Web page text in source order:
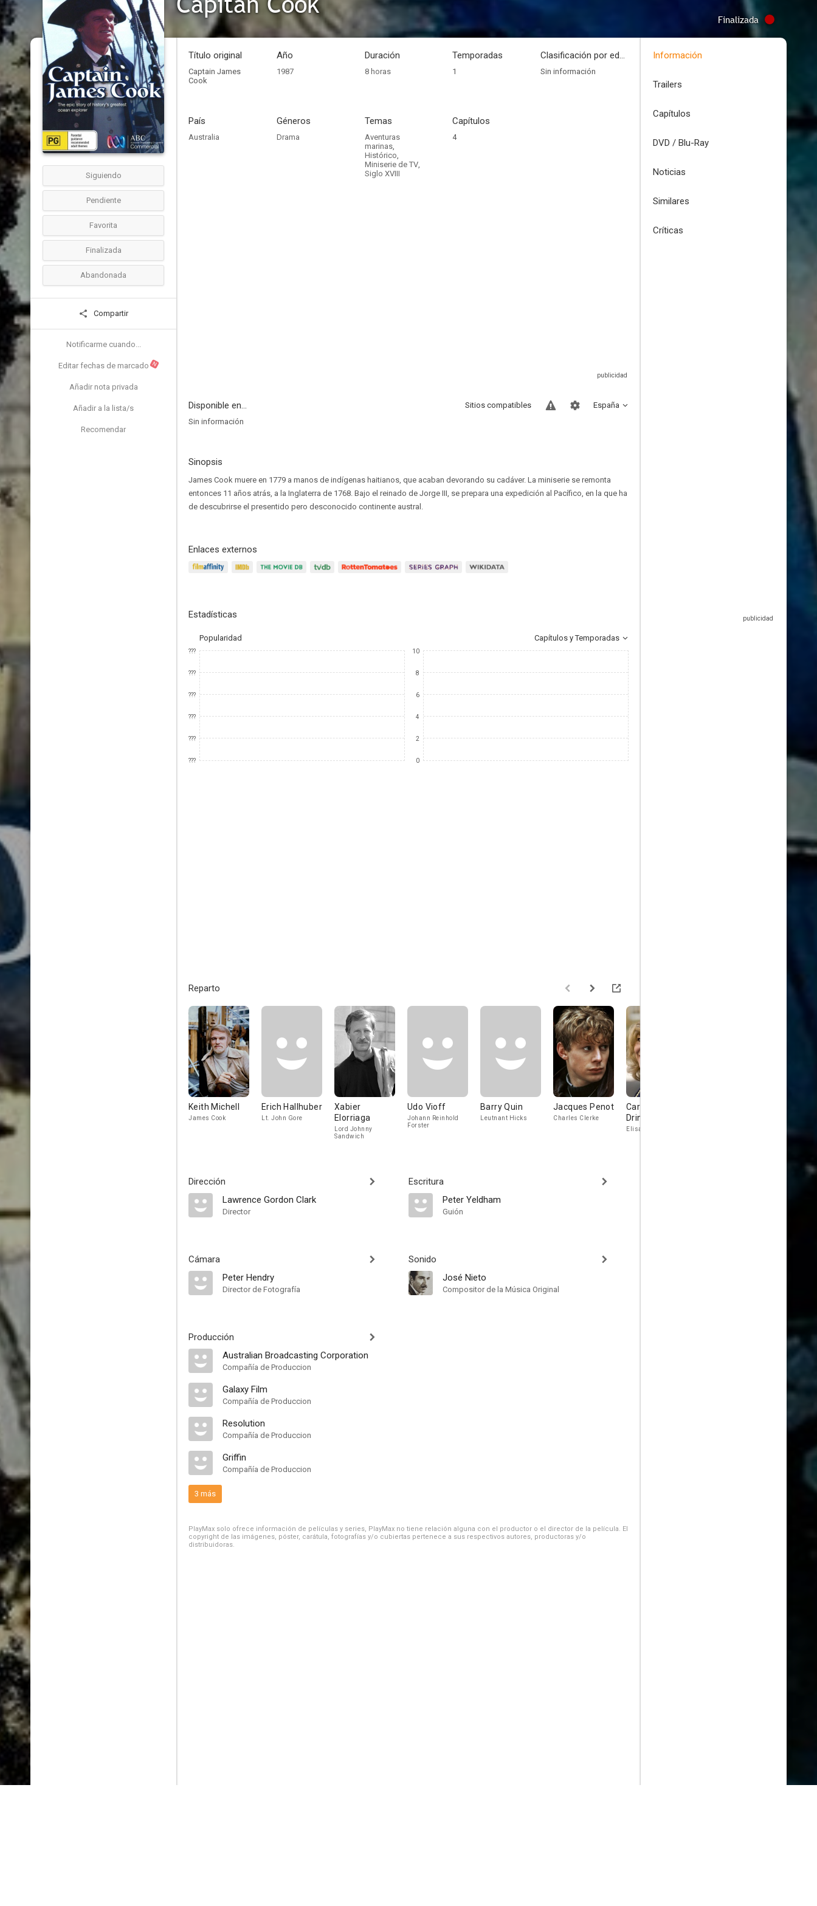
Finalizada
Siguiendo
Pendiente
Favorita
Finalizada
Abandonada
Compartir
Notificarme cuando...
Editar fechas de marcado N
Añadir nota privada
Añadir a la lista/s
Recomendar
Título original
Captain James
Cook
Año
1987
Duración
8 horas
Temporadas
1
Clasificación por edades
Sin información
País
Australia
Géneros
Drama
Temas
Aventuras
marinas,
Histórico,
Miniserie de TV,
Siglo XVIII
Capítulos
4
Disponible en... España
Sitios compatibles
Sin información
Sinopsis
James Cook muere en 1779 a manos de indígenas haitianos, que acaban devorando su cadáver. La miniserie se remonta
entonces 11 años atrás, a la Inglaterra de 1768. Bajo el reinado de Jorge III, se prepara una expedición al Pacífico, en la que ha
de descubrirse el presentido pero desconocido continente austral.
Enlaces externos
Estadísticas
Popularidad Capítulos y Temporadas
???
???
???
???
???
???
10
8
6
4
2
0
Reparto
Keith Michell
James Cook
Erich Hallhuber
Lt. John Gore
Xabier
Elorriaga
Lord Johnny
Sandwich
Udo Vioff
Johann Reinhold
Forster
Barry Quin
Leutnant Hicks
Jacques Penot
Charles Clerke
Carol
Drinkwater
Elisabeth Cook
Dirección
Lawrence Gordon Clark
Director
Cámara
Peter Hendry
Director de Fotografía
Producción
Australian Broadcasting Corporation
Compañía de Produccion
Galaxy Film
Compañía de Produccion
Resolution
Compañía de Produccion
Griffin
Compañía de Produccion
3 más
Escritura
Peter Yeldham
Guión
Sonido
José Nieto
Compositor de la Música Original
PlayMax solo ofrece información de películas y series, PlayMax no tiene relación alguna con el productor o el director de la película. El
copyright de las imágenes, póster, carátula, fotografías y/o cubiertas pertenece a sus respectivos autores, productoras y/o
distribuidoras.
Información
Trailers
Capítulos
DVD / Blu-Ray
Noticias
Similares
Críticas